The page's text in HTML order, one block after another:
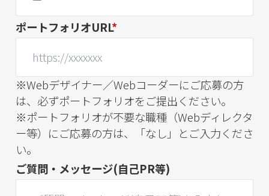
ポートフォリオURL*
※Webデザイナー／Webコーダーにご応募の方
は、必ずポートフォリオをご提出ください。
※ポートフォリオが不要な職種（Webディレクタ
ー等）にご応募の方は、「なし」とご入力くださ
い。
ご質問・メッセージ(自己PR等)